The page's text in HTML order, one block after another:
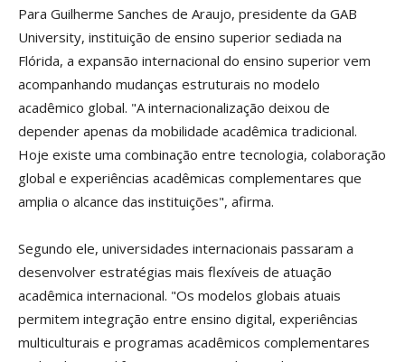
Para Guilherme Sanches de Araujo, presidente da GAB
University, instituição de ensino superior sediada na
Flórida, a expansão internacional do ensino superior vem
acompanhando mudanças estruturais no modelo
acadêmico global. "A internacionalização deixou de
depender apenas da mobilidade acadêmica tradicional.
Hoje existe uma combinação entre tecnologia, colaboração
global e experiências acadêmicas complementares que
amplia o alcance das instituições", afirma.
Segundo ele, universidades internacionais passaram a
desenvolver estratégias mais flexíveis de atuação
acadêmica internacional. "Os modelos globais atuais
permitem integração entre ensino digital, experiências
multiculturais e programas acadêmicos complementares